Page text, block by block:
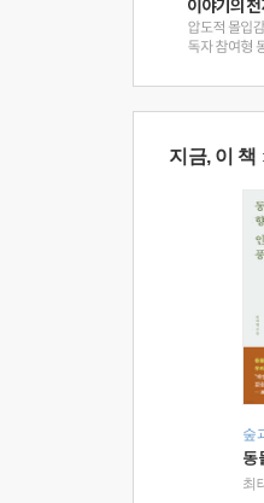
지금, 이 책
숲
동
최